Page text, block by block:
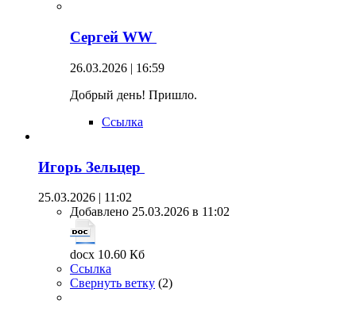
Сергей WW
26.03.2026 | 16:59
Добрый день! Пришло.
Ссылка
Игорь Зельцер
25.03.2026 | 11:02
Добавлено 25.03.2026 в 11:02
docx 10.60 Кб
Ссылка
Свернуть ветку (2)